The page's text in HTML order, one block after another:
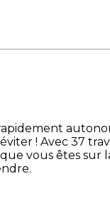
! Avec 37
vous êtes